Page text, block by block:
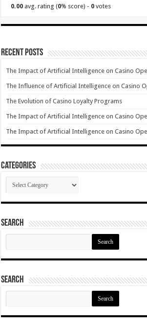
0.00 avg. rating (0% score) - 0 votes
Recent Posts
The Impact of Artificial Intelligence on Casino
The Influence of Artificial Intelligence on Casino
The Evolution of Casino Loyalty Programs
The Impact of Artificial Intelligence on Casino
The Impact of Artificial Intelligence on Casino
Categories
Categories
Search
Search
Search
Search